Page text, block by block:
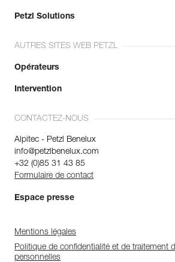
Petzl Solutions
AUTRES SITES WEB PETZL
Opérateurs
Intervention
CONTACTEZ-NOUS
Alpitec - Petzl Benelux
info@petzlbenelux.com
+32 (0)85 31 43 85
Formulaire de contact
Espace presse
Mentions légales
Politique de confidentialité et de traitement
personnelles